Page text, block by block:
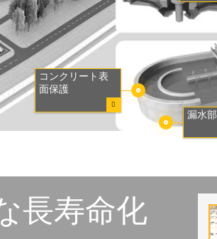
コンクリート表
面保護
漏水部
長寿命化